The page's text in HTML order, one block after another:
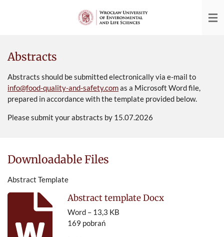
Abstracts
Abstracts should be submitted electronically via e-mail to
info@food-quality-and-safety.comas a Microsoft Word file,
prepared in accordance with the template provided below.
Please submit your abstracts by 15.07.2026
Downloadable Files
Abstract Template
Abstract template Docx
Word – 13,3 KB
169 pobrań